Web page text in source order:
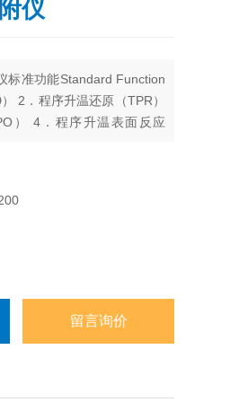
仪
标准功能Standard Function
2．程序升温还原（TPR）
） 4．程序升温表面反应
化能Ed 8．脱附系数指前
12．吸附系数指前因子Aa
留言询价